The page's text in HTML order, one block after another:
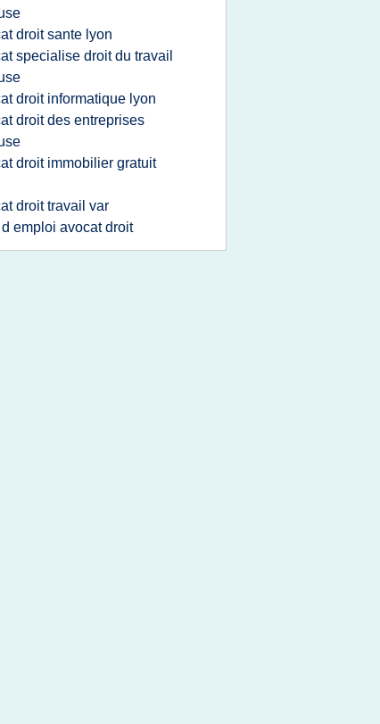
droit sante lyon
specialise droit du travail
droit informatique lyon
droit des entreprises
droit immobilier gratuit
droit travail var
emploi avocat droit